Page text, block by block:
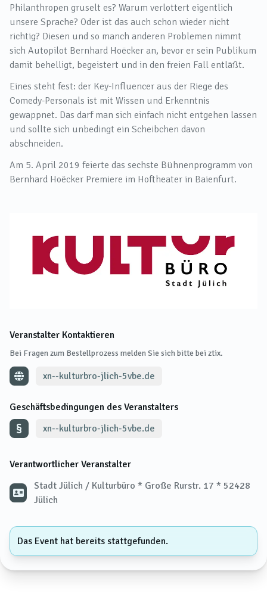
Philanthropen gruselt es? Warum verlottert eigentlich
unsere Sprache? Oder ist das auch schon wieder nicht
richtig? Diesen und so manch anderen Problemen nimmt
sich Autopilot Bernhard Hoëcker an, bevor er sein Publikum
damit behelligt, begeistert und in den freien Fall entläßt.
Eines steht fest: der Key-Influencer aus der Riege des
Comedy-Personals ist mit Wissen und Erkenntnis
gewappnet. Das darf man sich einfach nicht entgehen lassen
und sollte sich unbedingt ein Scheibchen davon
abschneiden.
Am 5. April 2019 feierte das sechste Bühnenprogramm von
Bernhard Hoëcker Premiere im Hoftheater in Baienfurt.
Veranstalter Kontaktieren
Bei Fragen zum Bestellprozess melden Sie sich bitte bei ztix.
xn--kulturbro-jlich-5vbe.de
Geschäftsbedingungen des Veranstalters
xn--kulturbro-jlich-5vbe.de
Verantwortlicher Veranstalter
Stadt Jülich / Kulturbüro * Große Rurstr. 17 * 52428
Jülich
Das Event hat bereits stattgefunden.